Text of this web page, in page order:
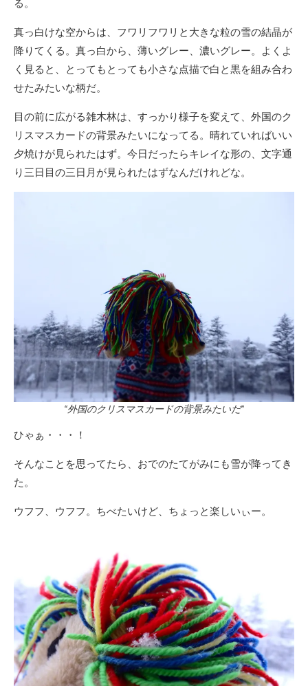
る。
真っ白けな空からは、フワリフワリと大きな粒の雪の結晶が
降りてくる。真っ白から、薄いグレー、濃いグレー。よくよ
く見ると、とってもとっても小さな点描で白と黒を組み合わ
せたみたいな柄だ。
目の前に広がる雑木林は、すっかり様子を変えて、外国のク
リスマスカードの背景みたいになってる。晴れていればいい
夕焼けが見られたはず。今日だったらキレイな形の、文字通
り三日目の三日月が見られたはずなんだけれどな。
“外国のクリスマスカードの背景みたいだ”
ひゃぁ・・・！
そんなことを思ってたら、おでのたてがみにも雪が降ってき
た。
ウフフ、ウフフ。ちべたいけど、ちょっと楽しいぃー。